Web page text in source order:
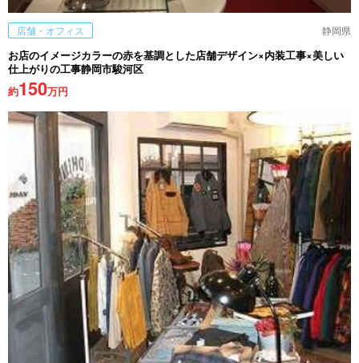
店舗・オフィス 静岡県
お店のイメージカラーの赤を基調とした店舗デザイン×内装工事×美しい
仕上がりの工事静岡市駿河区
約150万円